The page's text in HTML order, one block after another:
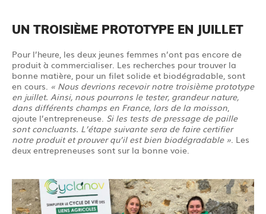
UN TROISIÈME PROTOTYPE EN JUILLET
Pour l’heure, les deux jeunes femmes n’ont pas encore de
produit à commercialiser. Les recherches pour trouver la
bonne matière, pour un filet solide et biodégradable, sont
en cours. « Nous devrions recevoir notre troisième prototype
en juillet. Ainsi, nous pourrons le tester, grandeur nature,
dans différents champs en France, lors de la moisson,
ajoute l’entrepreneuse. Si les tests de pressage de paille
sont concluants. L’étape suivante sera de faire certifier
notre produit et prouver qu’il est bien biodégradable ». Les
deux entrepreneuses sont sur la bonne voie.